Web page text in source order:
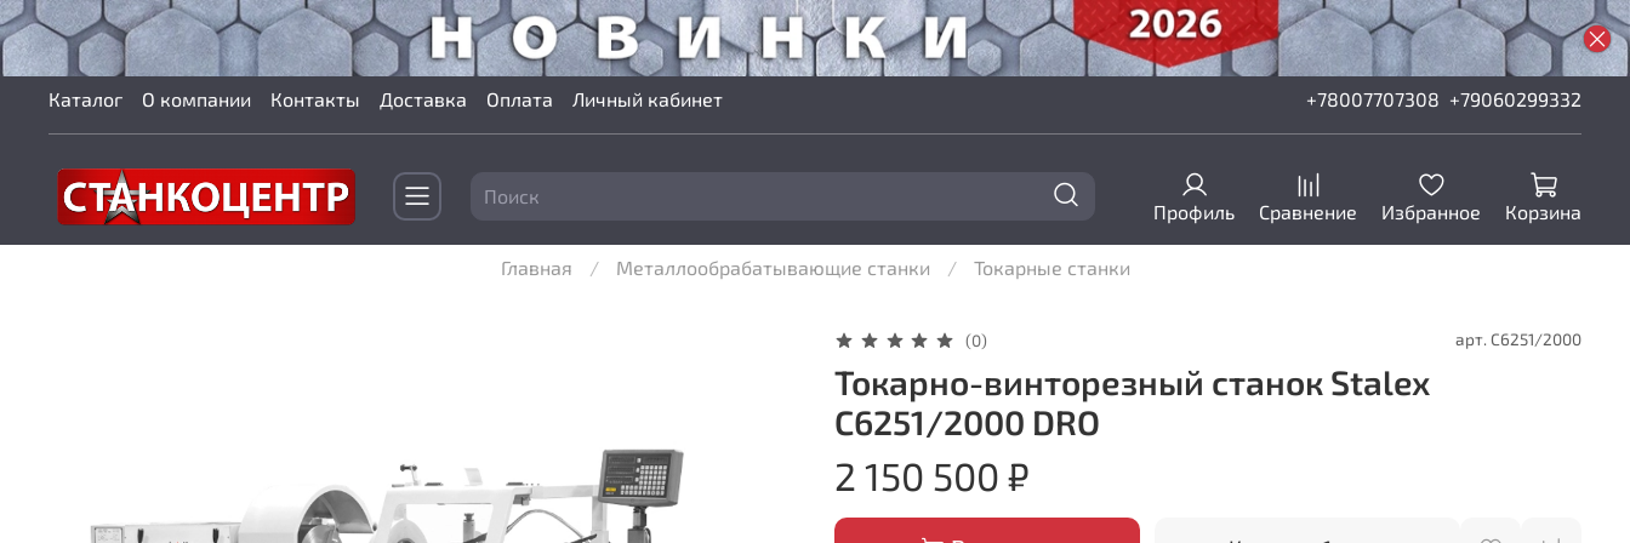
Каталог О компании Контакты Доставка Оплата Личный кабинет +78007707308 +79060299332
Профиль Сравнение Избранное Корзина
Главная Металлообрабатывающие станки Токарные станки
(0) арт. C6251/2000
Токарно-винторезный станок Stalex
C6251/2000 DRO
2 150 500 ₽